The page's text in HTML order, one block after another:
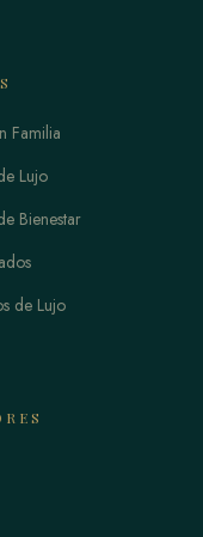
Familia
Lujo
Bienestar
de Lujo